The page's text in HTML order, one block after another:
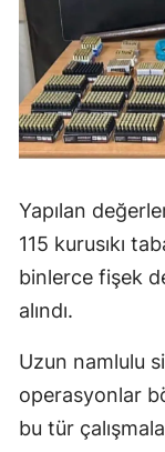
Yapılan
115 kurusıkı
binlerce fişek
alındı.
Uzun namlulu
operasyonlar
bu tür